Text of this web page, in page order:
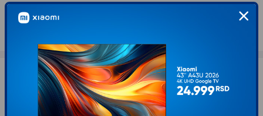
Standardna dostava se očekuje u roku od 2 do 5 radnih
dana
Želite li ponudu za firmu?
Kontaktirajte nas